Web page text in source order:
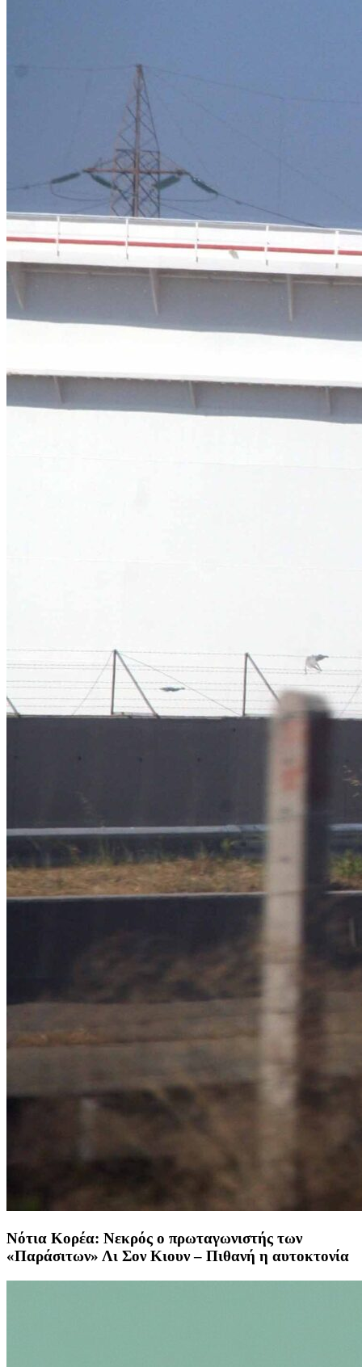
Νότια Κορέα: Νεκρός ο πρωταγωνιστής των
«Παράσιτων» Λι Σον Κιουν – Πιθανή η αυτοκτονία